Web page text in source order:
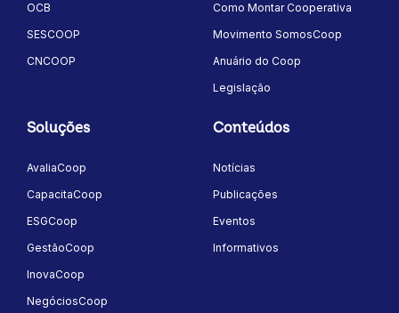
OCB
SESCOOP
CNCOOP
Como Montar Cooperativa
Movimento SomosCoop
Anuário do Coop
Legislação
Soluções
AvaliaCoop
CapacitaCoop
ESGCoop
GestãoCoop
InovaCoop
NegóciosCoop
Conteúdos
Notícias
Publicações
Eventos
Informativos